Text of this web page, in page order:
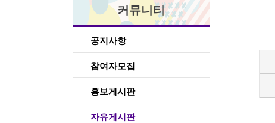
커뮤니티
공지사항
참여자모집
홍보게시판
자유게시판